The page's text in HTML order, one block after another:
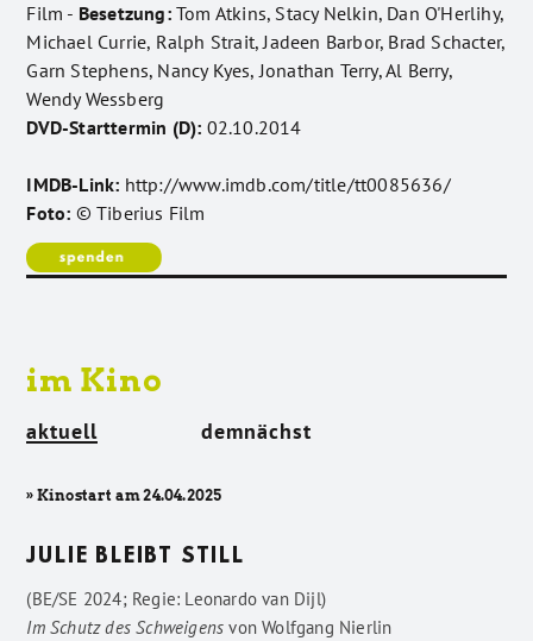
Film - Besetzung:Tom Atkins, Stacy Nelkin, Dan O'Herlihy,
Michael Currie, Ralph Strait, Jadeen Barbor, Brad Schacter,
Garn Stephens, Nancy Kyes, Jonathan Terry, Al Berry,
Wendy Wessberg
DVD-Starttermin (D): 02.10.2014
IMDB-Link: http://www.imdb.com/title/tt0085636/
Foto: © Tiberius Film
im Kino
aktuell demnächst
» Kinostart am 24.04.2025
JULIE BLEIBT STILL
(BE/SE 2024; Regie: Leonardo van Dijl)
Im Schutz des Schweigens vonWolfgang Nierlin